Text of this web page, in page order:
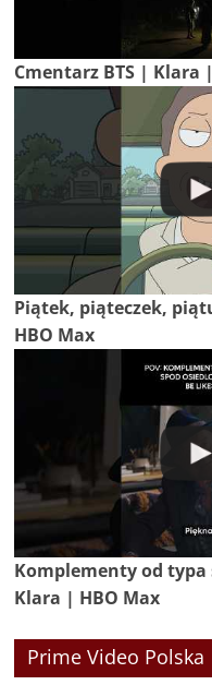
Cmentarz BTS | Klara
Piątek, piąteczek,
HBO Max
Komplementy od typa
Klara | HBO Max
Prime Video